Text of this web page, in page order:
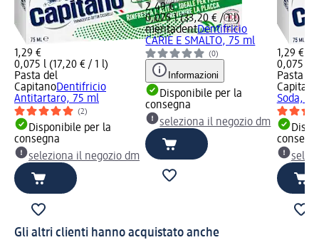
1,29 €
0,075 l (17,20 € / 1 l)
Pasta del
CapitanoDentifricio
Antitartaro, 75 ml
(2)
Disponibile per la
consegna
seleziona il negozio dm
2,49 €
0,075 l (33,20 € / 1 l)
mentadentDentifricio
CARIE E SMALTO, 75 ml
(0)
Informazioni
Disponibile per la
consegna
seleziona il negozio dm
1,29 €
0,075 l
Pasta
Capitano
Soda,
Gli altri clienti hanno acquistato anche